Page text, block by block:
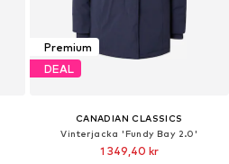
Premium
DEAL
CANADIAN CLASSICS
Vinterjacka 'Fundy Bay 2.0'
1 349,40 kr